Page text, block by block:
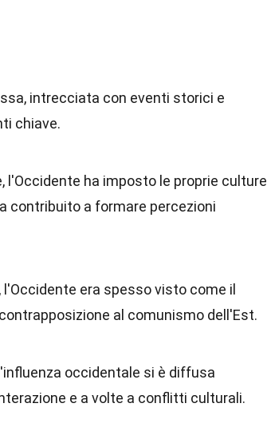
intrecciata con eventi storici e
chiave.
l'Occidente ha imposto le proprie culture
contribuito a formare percezioni
l'Occidente era spesso visto come il
al comunismo dell'Est.
occidentale si è diffusa
e a volte a conflitti culturali.